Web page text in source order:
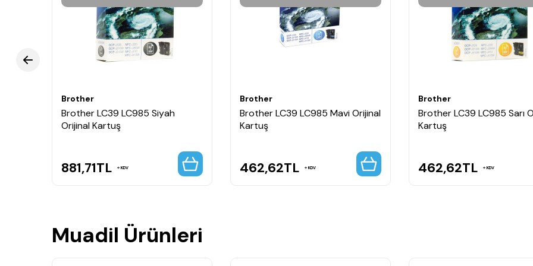
Brother
Brother LC39 LC985 Siyah
Orijinal Kartuş
881,71TL KDV
Brother
Brother LC39 LC985 Mavi Orijinal
Kartuş
462,62TL KDV
Brother
Brother LC39 LC985 Sarı
Kartuş
462,62TL KDV
Muadil Ürünleri